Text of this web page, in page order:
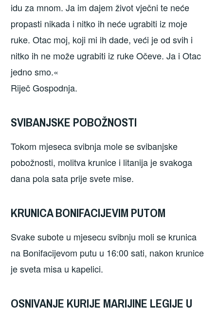
idu za mnom. Ja im dajem život vječni te neće
propasti nikada i nitko ih neće ugrabiti iz moje
ruke. Otac moj, koji mi ih dade, veći je od svih i
nitko ih ne može ugrabiti iz ruke Očeve. Ja i Otac
jedno smo.«
Riječ Gospodnja.
SVIBANJSKE POBOŽNOSTI
Tokom mjeseca svibnja mole se svibanjske
pobožnosti, molitva krunice i litanija je svakoga
dana pola sata prije svete mise.
KRUNICA BONIFACIJEVIM PUTOM
Svake subote u mjesecu svibnju moli se krunica
na Bonifacijevom putu u 16:00 sati, nakon krunice
je sveta misa u kapelici.
OSNIVANJE KURIJE MARIJINE LEGIJE U